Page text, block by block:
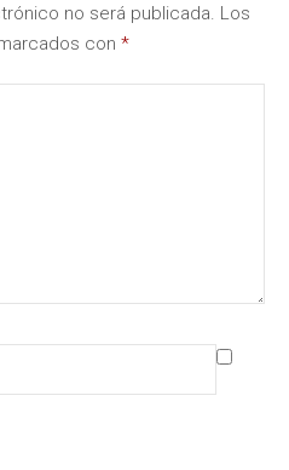
no será publicada. Los
con *